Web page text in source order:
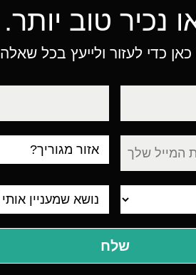
נכיר טוב יותר.
כאן כדי לעזור ולייעץ בכל שאלה
עיר
מגורים